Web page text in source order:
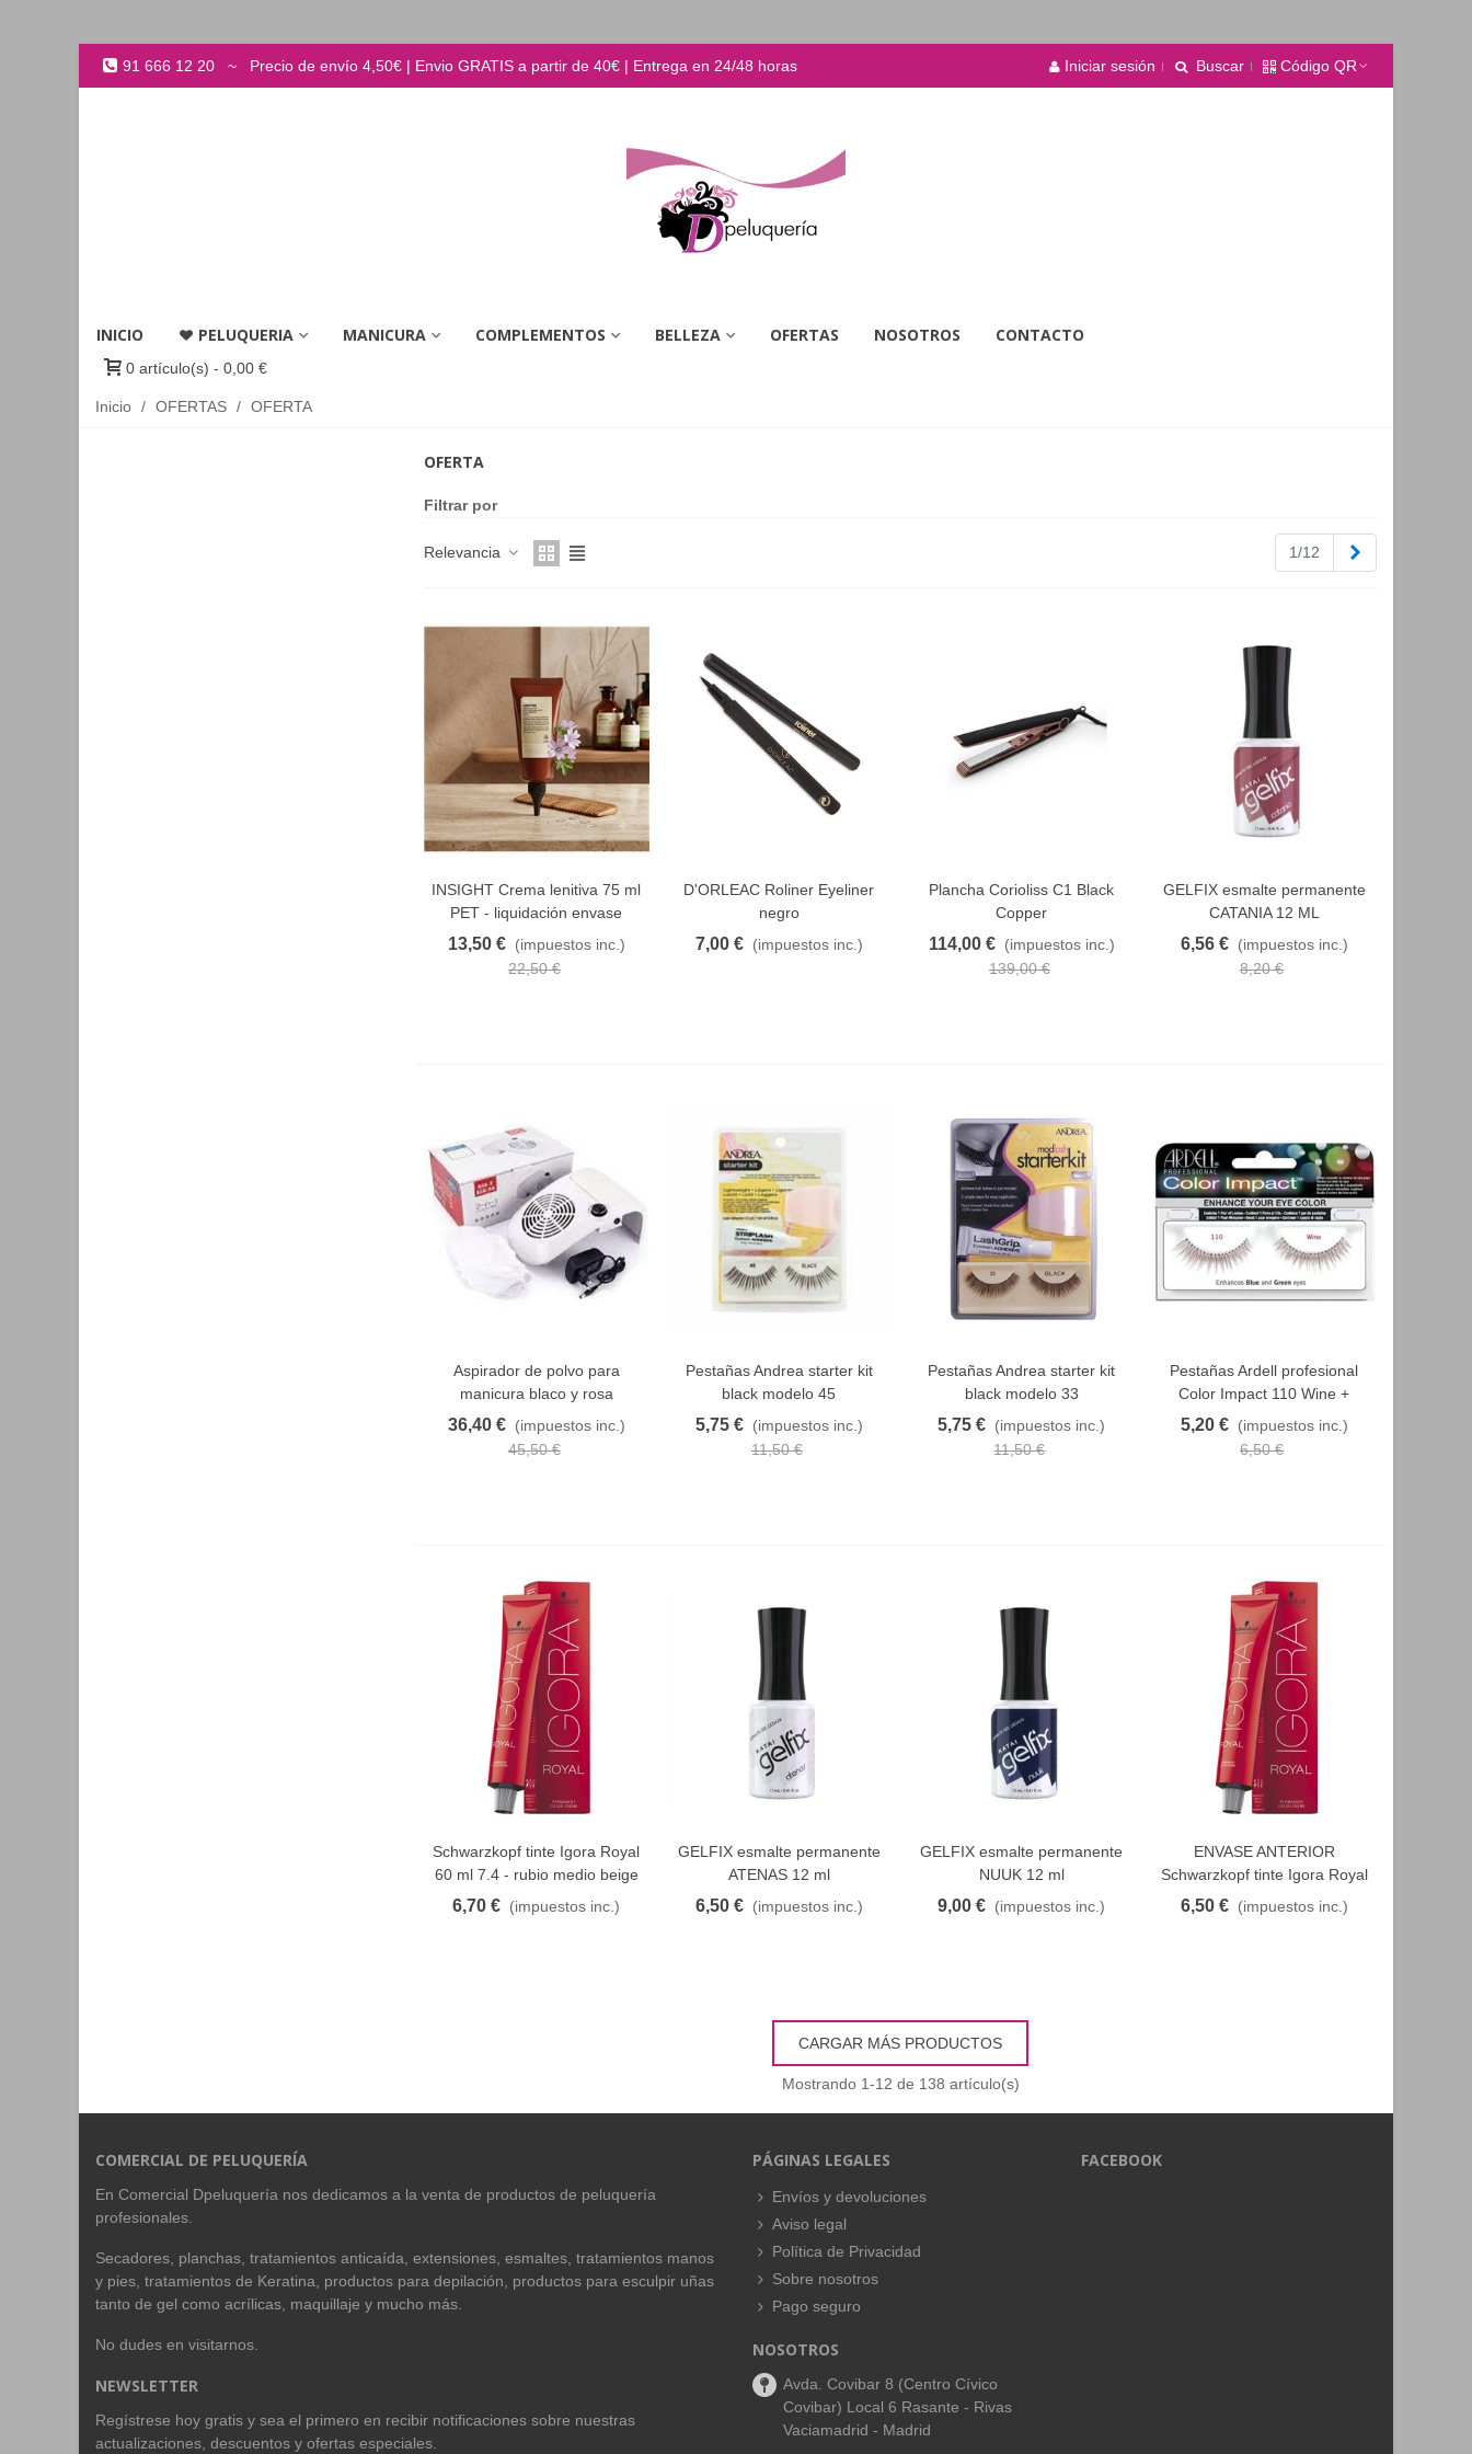
91 666 12 20 ~ Precio de envío 4,50€ | Envio GRATIS a partir de 40€ | Entrega en 24/48 horas Iniciar sesión Buscar Código QR
INICIO PELUQUERIA MANICURA COMPLEMENTOS BELLEZA OFERTAS NOSOTROS CONTACTO
0 artículo(s) - 0,00 €
Inicio / OFERTAS / OFERTA
OFERTA
Filtrar por
Relevancia 1/12
FAVORITO
INSIGHT Crema lenitiva 75 ml
PET - liquidación envase
plástico
13,50 € (impuestos inc.)
22,50 €
FAVORITO
D'ORLEAC Roliner Eyeliner
negro
7,00 € (impuestos inc.)
FAVORITO
Plancha Corioliss C1 Black
Copper
114,00 € (impuestos inc.)
139,00 €
FAVORITO
GELFIX esmalte permanente
CATANIA 12 ML
6,56 € (impuestos inc.)
8,20 €
FAVORITO
Aspirador de polvo para
manicura blaco y rosa
36,40 € (impuestos inc.)
45,50 €
FAVORITO
Pestañas Andrea starter kit
black modelo 45
5,75 € (impuestos inc.)
11,50 €
FAVORITO
Pestañas Andrea starter kit
black modelo 33
5,75 € (impuestos inc.)
11,50 €
FAVORITO
Pestañas Ardell profesional
Color Impact 110 Wine +
pegamento
5,20 € (impuestos inc.)
6,50 €
FAVORITO
Schwarzkopf tinte Igora Royal
60 ml 7.4 - rubio medio beige
6,70 € (impuestos inc.)
FAVORITO
GELFIX esmalte permanente
ATENAS 12 ml
6,50 € (impuestos inc.)
FAVORITO
GELFIX esmalte permanente
NUUK 12 ml
9,00 € (impuestos inc.)
FAVORITO
ENVASE ANTERIOR
Schwarzkopf tinte Igora Royal
60 ml 9.18 - rubio extraclaro
ceniza rojo
6,50 € (impuestos inc.)
CARGAR MÁS PRODUCTOS
Mostrando 1-12 de 138 artículo(s)
COMERCIAL DE PELUQUERÍA
En Comercial Dpeluquería nos dedicamos a la venta de productos de peluquería
profesionales.
Secadores, planchas, tratamientos anticaída, extensiones, esmaltes, tratamientos manos
y pies, tratamientos de Keratina, productos para depilación, productos para esculpir uñas
tanto de gel como acrílicas, maquillaje y mucho más.
No dudes en visitarnos.
NEWSLETTER
Regístrese hoy gratis y sea el primero en recibir notificaciones sobre nuestras
actualizaciones, descuentos y ofertas especiales.
PÁGINAS LEGALES
Envíos y devoluciones
Aviso legal
Política de Privacidad
Sobre nosotros
Pago seguro
NOSOTROS
Avda. Covibar 8 (Centro Cívico
Covibar) Local 6 Rasante - Rivas
Vaciamadrid - Madrid
FACEBOOK